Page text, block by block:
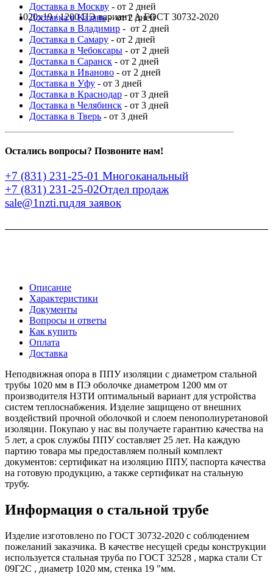
1020x19 / 1200 ПЭ вариант А ГОСТ 30732-2020
Доставка в Москву - от 2 дней
Доставка в Казань- от 2 дней
Доставка в Владимир - от 2 дней
Доставка в Самару - от 2 дней
Доставка в Чебоксары - от 2 дней
Доставка в Саранск - от 2 дней
Доставка в Иваново - от 2 дней
Доставка в Уфу - от 3 дней
Доставка в Краснодар - от 3 дней
Доставка в Челябинск - от 3 дней
Доставка в Тверь - от 3 дней
Остались вопросы? Позвоните нам!
+7 (831) 231-25-01 Многоканальный
+7 (831) 231-25-02Отдел продаж
sale@1nzti.ruдля заявок
Описание
Характеристики
Документы
Вопросы и ответы
Как купить
Оплата
Доставка
Неподвижная опора в ППУ изоляции с диаметром стальной
трубы 1020 мм в ПЭ оболочке диаметром 1200 мм от
производителя НЗТИ оптимальный вариант для устройства
систем теплоснабжения. Изделие защищено от внешних
воздействий прочной оболочкой и слоем пенополиуретановой
изоляции. Покупаю у нас вы получаете гарантию качества на
5 лет, а срок службы ППУ составляет 25 лет. На каждую
партию товара мы предоставляем полный комплект
документов: сертификат на изоляцию ППУ, паспорта качества
на готовую продукцию, а также сертификат на стальную
трубу.
Информация о стальной трубе
Изделие изготовлено по ГОСТ 30732-2020 с соблюдением
пожеланий заказчика. В качестве несущей среды конструкции
используется стальная труба по ГОСТ 32528 , марка стали Ст
09Г2С , диаметр 1020 мм, стенка 19 "мм.